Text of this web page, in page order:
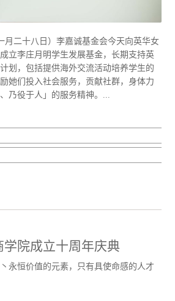
月二十八日）李嘉诚基金会今天向英华女
立李庄月明学生发展基金，长期支持英
划，包括提供海外交流活动培养学生的
她们投入社会服务，贡献社群，身体力
乃役于人」的服务精神。...
学院成立十周年庆典
永恒价值的元素，只有具使命感的人才